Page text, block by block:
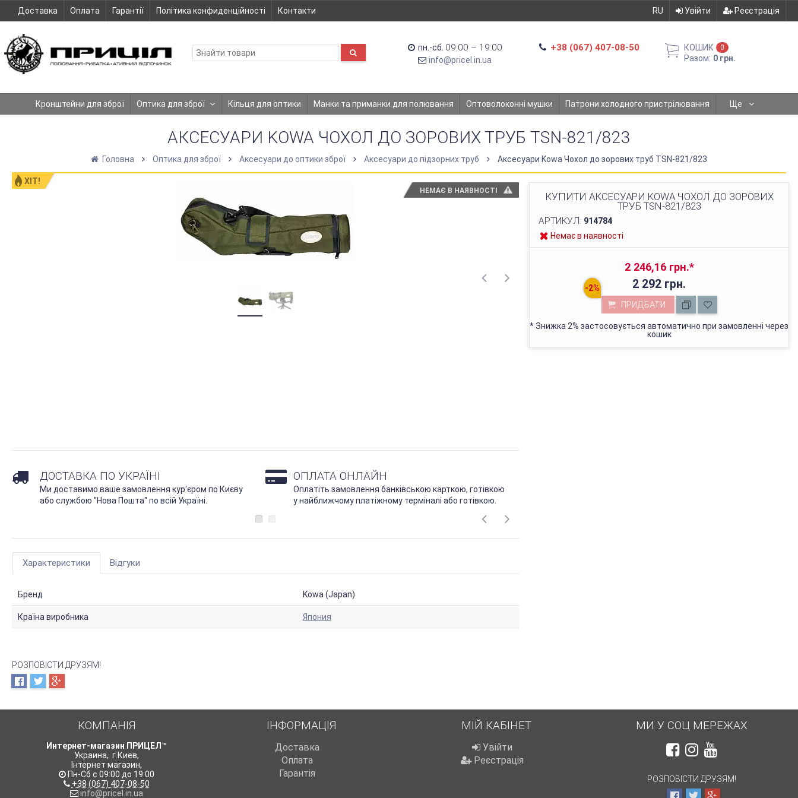
Доставка Оплата Гарантії Політика конфиденційності Контакти RU Увійти Реєстрація
пн.-сб. 09:00 – 19:00
info@pricel.in.ua
+38 (067) 407-08-50 КОШИК 0
Разом: 0 грн.
Кронштейни для зброї Оптика для зброї Кільця для оптики Манки та приманки для полювання Оптоволоконні мушки Патрони холодного пристрілювання Ще
АКСЕСУАРИ KOWA ЧОХОЛ ДО ЗОРОВИХ ТРУБ TSN-821/823
Головна Оптика для зброї Аксесуари до оптики зброї Аксесуари до підзорних труб Аксесуари Kowa Чохол до зорових труб TSN-821/823
ХІТ!
НЕМАЄ В НАЯВНОСТІ
КУПИТИ АКСЕСУАРИ KOWA ЧОХОЛ ДО ЗОРОВИХ
ТРУБ TSN-821/823
АРТИКУЛ: 914784
Немає в наявності
2 246,16 грн.*
2 292 грн.
ПРИДБАТИ
*Знижка 2% застосовується автоматично при замовленні через
кошик
ДОСТАВКА ПО УКРАЇНІ
Ми доставимо ваше замовлення кур'єром по Києву
або службою "Нова Пошта" по всій Україні.
ОПЛАТА ОНЛАЙН
Оплатіть замовлення банківською карткою, готівкою
у найближчому платіжному терміналі або готівкою.
Характеристики Відгуки
Бренд Kowa (Japan)
Країна виробника Япония
РОЗПОВІСТИ ДРУЗЯМ!
КОМПАНІЯ
Интернет-магазин ПРИЦЕЛ™
Украина, г.Киев,
Інтернет магазин,
Пн-Сб с 09:00 до 19:00
+38 (067) 407-08-50
info@pricel.in.ua
ІНФОРМАЦІЯ
Доставка
Оплата
Гарантія
МІЙ КАБІНЕТ
Увійти
Реєстрація
МИ У СОЦ МЕРЕЖАХ
РОЗПОВІСТИ ДРУЗЯМ!